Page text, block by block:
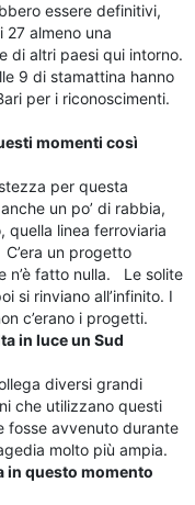
essere definitivi,
27 almeno una
di altri paesi qui intorno.
9 di stamattina hanno
per i riconoscimenti.
momenti così
per questa
un po’ di rabbia,
quella linea ferroviaria
un progetto
n’è fatto nulla. Le solite
si rinviano all’infinito. I
c’erano i progetti.
in luce un Sud
diversi grandi
che utilizzano questi
fosse avvenuto durante
molto più ampia.
in questo momento